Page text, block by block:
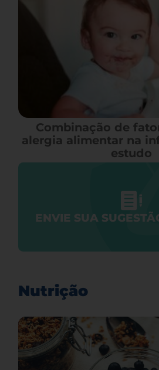
Combinação de
alergia alimentar na
estudo
ENVIE SUA
Nutrição